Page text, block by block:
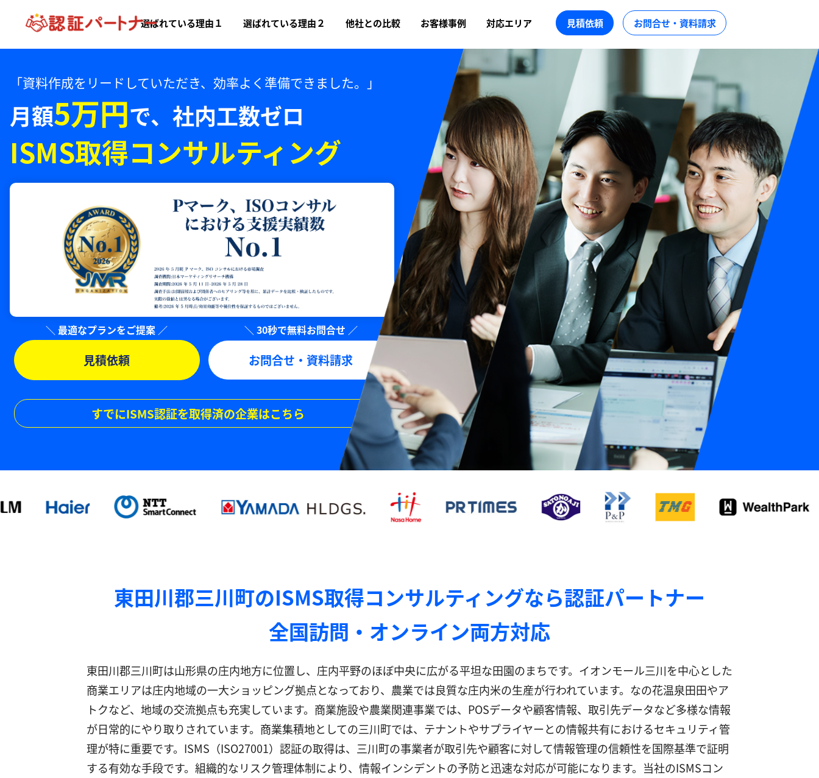
選ばれている理由１ 選ばれている理由２ 他社との比較 お客様事例 対応エリア 見積依頼 お問合せ・資料請求
「資料作成をリードしていただき、効率よく準備できました。」
月額5万円で、社内工数ゼロ
ISMS取得コンサルティング
見積依頼 お問合せ・資料請求
すでにISMS認証を取得済の企業はこちら
東田川郡三川町のISMS取得コンサルティングなら認証パートナー
全国訪問・オンライン両方対応
東田川郡三川町は山形県の庄内地方に位置し、庄内平野のほぼ中央に広がる平坦な田園のまちです。イオンモール三川を中心とした
商業エリアは庄内地域の一大ショッピング拠点となっており、農業では良質な庄内米の生産が行われています。なの花温泉田田やア
トクなど、地域の交流拠点も充実しています。商業施設や農業関連事業では、POSデータや顧客情報、取引先データなど多様な情報
が日常的にやり取りされています。商業集積地としての三川町では、テナントやサプライヤーとの情報共有におけるセキュリティ管
理が特に重要です。ISMS（ISO27001）認証の取得は、三川町の事業者が取引先や顧客に対して情報管理の信頼性を国際基準で証明
する有効な手段です。組織的なリスク管理体制により、情報インシデントの予防と迅速な対応が可能になります。当社のISMSコン